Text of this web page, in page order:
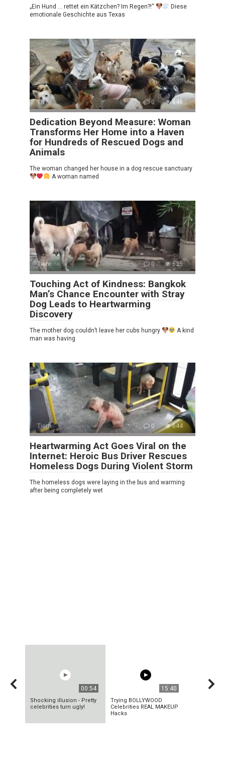
„Ein Hund … rettet ein Kätzchen? Im Regen?!“
Diese
emotionale Geschichte aus Texas
Tiere 0 646
Dedication Beyond Measure: Woman
Transforms Her Home into a Haven
for Hundreds of Rescued Dogs and
Animals
The woman changed her house in a dog rescue sanctuary
A woman named
Tiere 0 635
Touching Act of Kindness: Bangkok
Man’s Chance Encounter with Stray
Dog Leads to Heartwarming
Discovery
The mother dog couldn’t leave her cubs hungry
A kind
man was having
Tiere 0 644
Heartwarming Act Goes Viral on the
Internet: Heroic Bus Driver Rescues
Homeless Dogs During Violent Storm
The homeless dogs were laying in the bus and warming
after being completely wet
00:54
Shocking illusion - Pretty
celebrities turn ugly!
15:40
Trying BOLLYWOOD
Celebrities REAL MAKEUP
Hacks